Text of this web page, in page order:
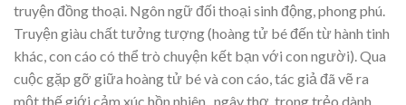
truyện đồng thoại. Ngôn ngữ đối thoại sinh động, phong phú.
Truyện giàu chất tưởng tượng (hoàng tử bé đến từ hành tinh
khác, con cáo có thể trò chuyện kết bạn với con người). Qua
cuộc gặp gỡ giữa hoàng tử bé và con cáo, tác giả đã vẽ ra
một thế giới cảm xúc hồn nhiên, ngây thơ, trong trẻo dành